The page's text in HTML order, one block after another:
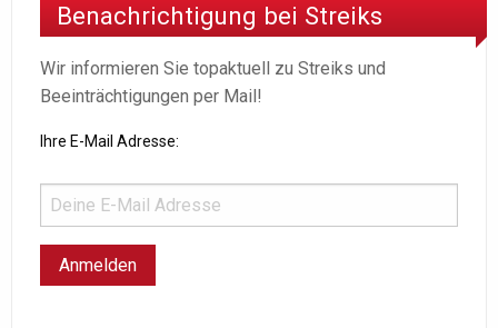
Benachrichtigung bei Streiks
Wir informieren Sie topaktuell zu Streiks und
Beeinträchtigungen per Mail!
Ihre E-Mail Adresse: